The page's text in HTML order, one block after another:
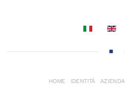
HOME IDENTITÀ AZIENDA